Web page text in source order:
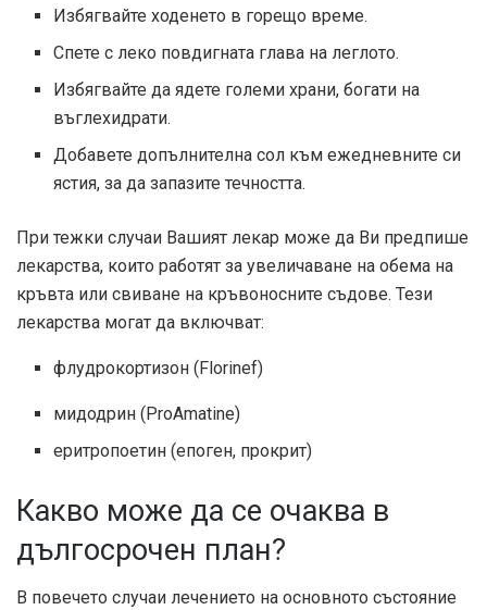
Избягвайте ходенето в горещо време.
Спете с леко повдигната глава на леглото.
Избягвайте да ядете големи храни, богати на
въглехидрати.
Добавете допълнителна сол към ежедневните си
ястия, за да запазите течността.
При тежки случаи Вашият лекар може да Ви предпише
лекарства, които работят за увеличаване на обема на
кръвта или свиване на кръвоносните съдове. Тези
лекарства могат да включват:
флудрокортизон (Florinef)
мидодрин (ProAmatine)
еритропоетин (епоген, прокрит)
Какво може да се очаква в
дългосрочен план?
В повечето случаи лечението на основното състояние